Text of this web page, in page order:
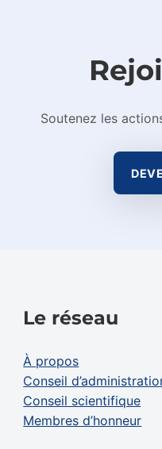
Soutenez les
Le réseau
À propos
Conseil
Conseil scientifique
Membres d’honneur